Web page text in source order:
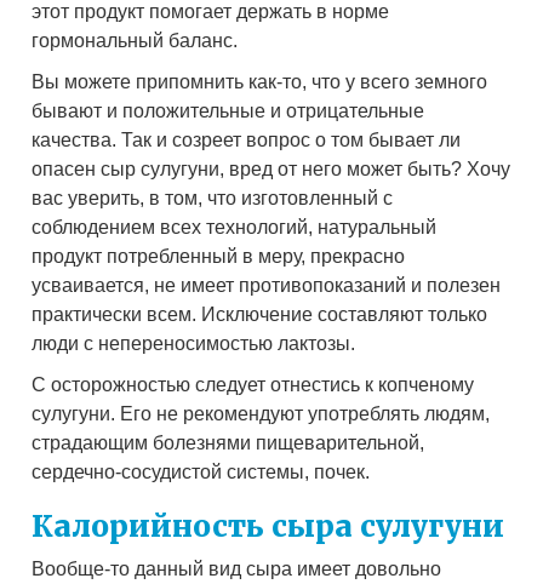
этот продукт помогает держать в норме
гормональный баланс.
Вы можете припомнить как-то, что у всего земного
бывают и положительные и отрицательные
качества. Так и созреет вопрос о том бывает ли
опасен сыр сулугуни, вред от него может быть? Хочу
вас уверить, в том, что изготовленный с
соблюдением всех технологий, натуральный
продукт потребленный в меру, прекрасно
усваивается, не имеет противопоказаний и полезен
практически всем. Исключение составляют только
люди с непереносимостью лактозы.
С осторожностью следует отнестись к копченому
сулугуни. Его не рекомендуют употреблять людям,
страдающим болезнями пищеварительной,
сердечно-сосудистой системы, почек.
Калорийность сыра сулугуни
Вообще-то данный вид сыра имеет довольно